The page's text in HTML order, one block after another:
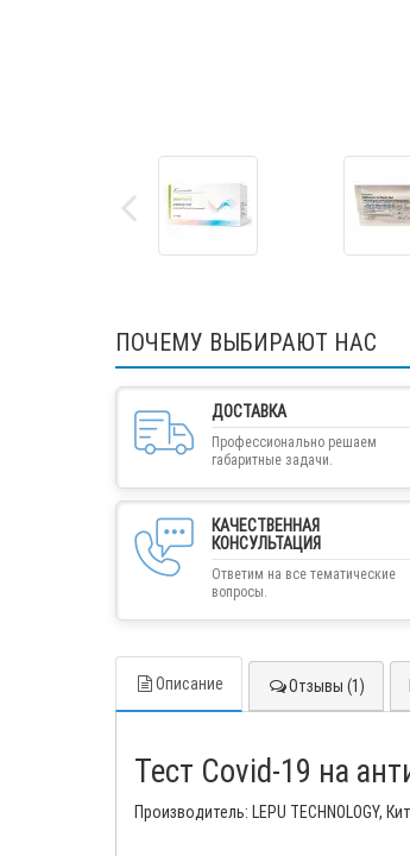
ПОЧЕМУ ВЫБИРАЮТ НАС
ДОСТАВКА
Профессионально решаем
габаритные задачи.
КАЧЕСТВЕННАЯ
КОНСУЛЬТАЦИЯ
Ответим на все тематические
вопросы.
Описание Отзывы (1)
Тест Covid-19 на
Производитель: LEPU TECHNOLOGY,